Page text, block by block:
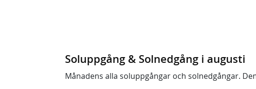
Soluppgång & Solnedgång i augusti
Månadens alla soluppgångar och solnedgångar.